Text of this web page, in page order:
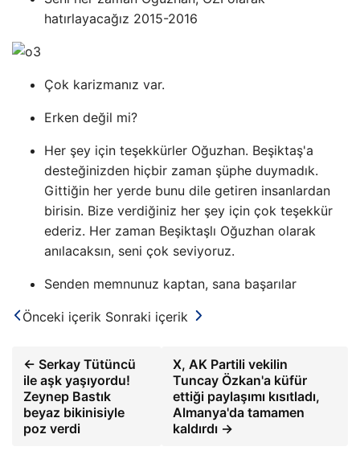
hatırlayacağız 2015-2016
Çok karizmanız var.
Erken değil mi?
Her şey için teşekkürler Oğuzhan. Beşiktaş'a
desteğinizden hiçbir zaman şüphe duymadık.
Gittiğin her yerde bunu dile getiren insanlardan
birisin. Bize verdiğiniz her şey için çok teşekkür
ederiz. Her zaman Beşiktaşlı Oğuzhan olarak
anılacaksın, seni çok seviyoruz.
Senden memnunuz kaptan, sana başarılar
Önceki içerik Sonraki içerik
← Serkay Tütüncü
ile aşk yaşıyordu!
Zeynep Bastık
beyaz bikinisiyle
poz verdi
X, AK Partili vekilin
Tuncay Özkan'a küfür
ettiği paylaşımı kısıtladı,
Almanya'da tamamen
kaldırdı →